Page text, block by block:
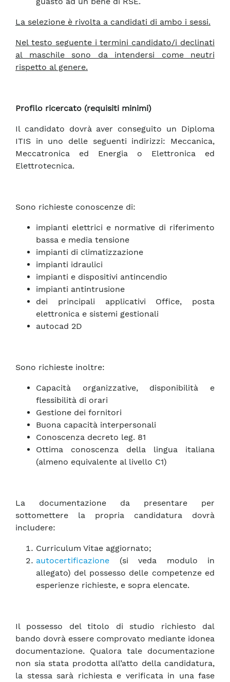
La selezione è rivolta a candidati di ambo i sessi.
Nel testo seguente i termini candidato/i declinati
al maschile sono da intendersi come neutri
rispetto al genere.
Profilo ricercato (requisiti minimi)
Il candidato dovrà aver conseguito un Diploma
ITIS in uno delle seguenti indirizzi: Meccanica,
Meccatronica ed Energia o Elettronica ed
Elettrotecnica.
Sono richieste conoscenze di:
impianti elettrici e normative di riferimento
bassa e media tensione
impianti di climatizzazione
impianti idraulici
impianti e dispositivi antincendio
impianti antintrusione
dei principali applicativi Office, posta
elettronica e sistemi gestionali
autocad 2D
Sono richieste inoltre:
Capacità organizzative, disponibilità e
flessibilità di orari
Gestione dei fornitori
Buona capacità interpersonali
Conoscenza decreto leg. 81
Ottima conoscenza della lingua italiana
(almeno equivalente al livello C1)
La documentazione da presentare per
sottomettere la propria candidatura dovrà
includere:
Curriculum Vitae aggiornato;
autocertificazione (si veda modulo in
allegato) del possesso delle competenze ed
esperienze richieste, e sopra elencate.
Il possesso del titolo di studio richiesto dal
bando dovrà essere comprovato mediante idonea
documentazione. Qualora tale documentazione
non sia stata prodotta all’atto della candidatura,
la stessa sarà richiesta e verificata in una fase